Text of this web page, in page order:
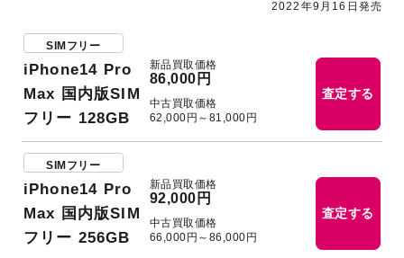
2022年9⽉16日発売
SIMフリー
iPhone14 Pro
Max 国内版SIM
フリー 128GB
新品買取価格
86,000円
中古買取価格
62,000円～81,000円
査定する
SIMフリー
iPhone14 Pro
Max 国内版SIM
フリー 256GB
新品買取価格
92,000円
中古買取価格
66,000円～86,000円
査定する